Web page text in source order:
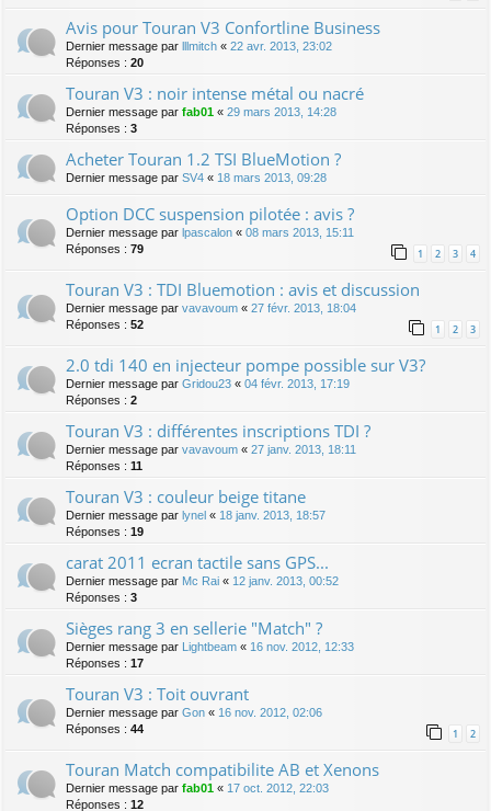
Avis pour Touran V3 Confortline Business
Dernier message par lllmitch « 22 avr. 2013, 23:02
Réponses : 20
Touran V3 : noir intense métal ou nacré
Dernier message par fab01 « 29 mars 2013, 14:28
Réponses : 3
Acheter Touran 1.2 TSI BlueMotion ?
Dernier message par SV4 « 18 mars 2013, 09:28
Option DCC suspension pilotée : avis ?
Dernier message par lpascalon « 08 mars 2013, 15:11
Réponses : 79 1 2 3 4
Touran V3 : TDI Bluemotion : avis et discussion
Dernier message par vavavoum « 27 févr. 2013, 18:04
Réponses : 52 1 2 3
2.0 tdi 140 en injecteur pompe possible sur V3?
Dernier message par Gridou23 « 04 févr. 2013, 17:19
Réponses : 2
Touran V3 : différentes inscriptions TDI ?
Dernier message par vavavoum « 27 janv. 2013, 18:11
Réponses : 11
Touran V3 : couleur beige titane
Dernier message par lynel « 18 janv. 2013, 18:57
Réponses : 19
carat 2011 ecran tactile sans GPS...
Dernier message par Mc Rai « 12 janv. 2013, 00:52
Réponses : 3
Sièges rang 3 en sellerie "Match" ?
Dernier message par Lightbeam « 16 nov. 2012, 12:33
Réponses : 17
Touran V3 : Toit ouvrant
Dernier message par Gon « 16 nov. 2012, 02:06
Réponses : 44 1 2
Touran Match compatibilite AB et Xenons
Dernier message par fab01 « 17 oct. 2012, 22:03
Réponses : 12